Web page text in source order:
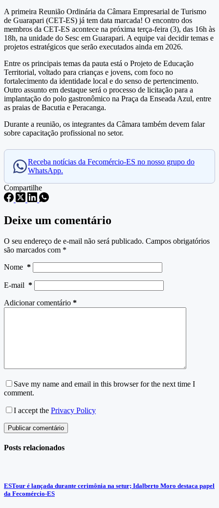
A primeira Reunião Ordinária da Câmara Empresarial de Turismo
de Guarapari (CET-ES) já tem data marcada! O encontro dos
membros da CET-ES acontece na próxima terça-feira (3), das 16h às
18h, na unidade do Sesc em Guarapari. A equipe vai decidir temas e
projetos estratégicos que serão executados ainda em 2026.
Entre os principais temas da pauta está o Projeto de Educação
Territorial, voltado para crianças e jovens, com foco no
fortalecimento da identidade local e do senso de pertencimento.
Outro assunto em destaque será o processo de licitação para a
implantação do polo gastronômico na Praça da Enseada Azul, entre
as praias de Bacutia e Peracanga.
Durante a reunião, os integrantes da Câmara também devem falar
sobre capacitação profissional no setor.
Receba notícias da Fecomércio-ES no nosso grupo do
WhatsApp.
Compartilhe
Deixe um comentário
O seu endereço de e-mail não será publicado. Campos obrigatórios
são marcados com *
Nome *
E-mail *
Adicionar comentário *
Save my name and email in this browser for the next time I
comment.
I accept the Privacy Policy
Publicar comentário
Posts relacionados
ESTour é lançada durante cerimônia na setur; Idalberto Moro destaca papel
da Fecomércio-ES